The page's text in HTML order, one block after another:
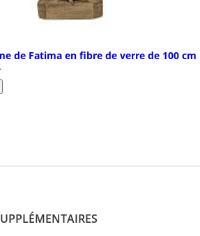
de Fatima en fibre de verre de 100 cm